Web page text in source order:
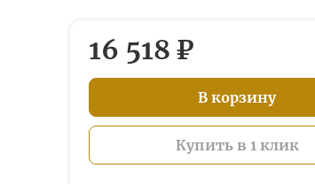
16 518 ₽
В корзину
Купить в 1 клик